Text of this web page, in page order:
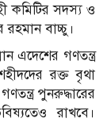
কমিটির সদস্য ও
বাচ্চু।
এদেশের গণতন্ত্র
রক্ত বৃথা
পুনরুদ্ধারের
রাখবে।